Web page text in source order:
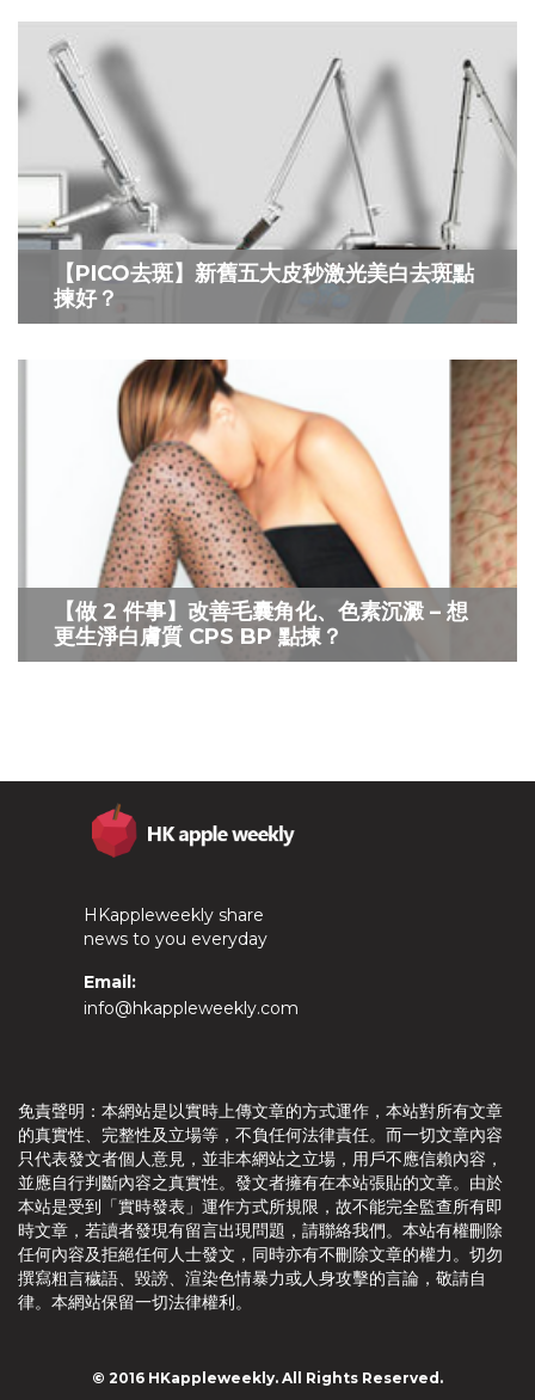
【PICO去斑】新舊五大皮秒激光美白去斑點
揀好？
【做 2 件事】改善毛囊角化、色素沉澱 – 想
更生淨白膚質 CPS BP 點揀？
HKappleweekly share
news to you everyday
Email:
info@hkappleweekly.com
免責聲明：本網站是以實時上傳文章的方式運作，本站對所有文章
的真實性、完整性及立場等，不負任何法律責任。而一切文章內容
只代表發文者個人意見，並非本網站之立場，用戶不應信賴內容，
並應自行判斷內容之真實性。發文者擁有在本站張貼的文章。由於
本站是受到「實時發表」運作方式所規限，故不能完全監查所有即
時文章，若讀者發現有留言出現問題，請聯絡我們。本站有權刪除
任何內容及拒絕任何人士發文，同時亦有不刪除文章的權力。切勿
撰寫粗言穢語、毀謗、渲染色情暴力或人身攻擊的言論，敬請自
律。本網站保留一切法律權利。
© 2016 HKappleweekly. All Rights Reserved.